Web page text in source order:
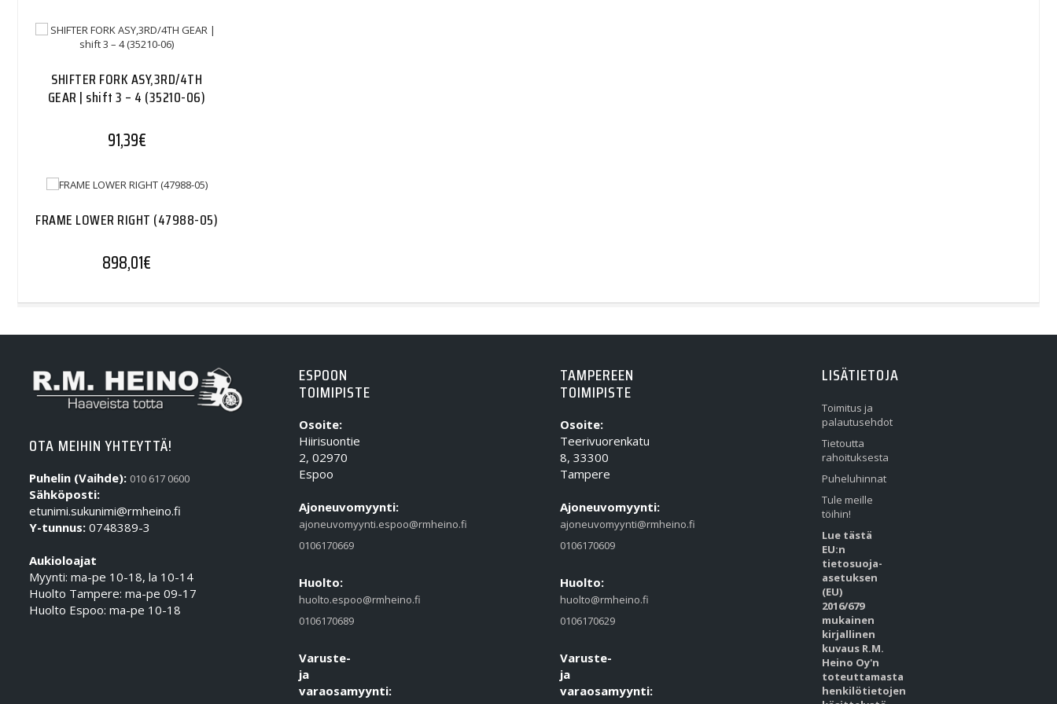
SHIFTER FORK ASY,3RD/4TH
GEAR | shift 3 – 4 (35210-06)
91,39€
FRAME LOWER RIGHT (47988-05)
898,01€
OTA MEIHIN YHTEYTTÄ!
Puhelin (Vaihde): 010 617 0600
Sähköposti:
etunimi.sukunimi@rmheino.fi
Y-tunnus: 0748389-3
Aukioloajat
Myynti: ma-pe 10-18, la 10-14
Huolto Tampere: ma-pe 09-17
Huolto Espoo: ma-pe 10-18
ESPOON
TOIMIPISTE
Osoite:
Hiirisuontie
2, 02970
Espoo
Ajoneuvomyynti:
ajoneuvomyynti.espoo@rmheino.fi
0106170669
Huolto:
huolto.espoo@rmheino.fi
0106170689
Varuste-
ja
varaosamyynti:
TAMPEREEN
TOIMIPISTE
Osoite:
Teerivuorenkatu
8, 33300
Tampere
Ajoneuvomyynti:
ajoneuvomyynti@rmheino.fi
0106170609
Huolto:
huolto@rmheino.fi
0106170629
Varuste-
ja
varaosamyynti:
LISÄTIETOJA
Toimitus ja
palautusehdot
Tietoutta
rahoituksesta
Puheluhinnat
Tule meille
töihin!
Lue tästä
EU:n
tietosuoja-
asetuksen
(EU)
2016/679
mukainen
kirjallinen
kuvaus R.M.
Heino Oy'n
toteuttamasta
henkilötietojen